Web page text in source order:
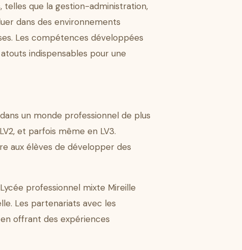
que la gestion-administration,
dans des environnements
Les compétences développées
indispensables pour une
un monde professionnel de plus
et parfois même en LV3.
aux élèves de développer des
professionnel mixte Mireille
Les partenariats avec les
offrant des expériences